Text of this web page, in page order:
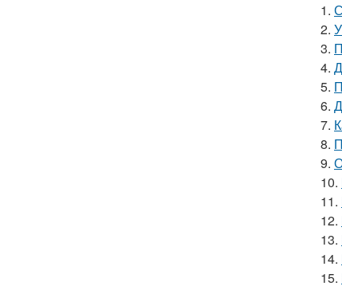
1.
2.
3.
4.
5.
6.
7.
8.
9.
10.
11.
12.
13.
14.
15.